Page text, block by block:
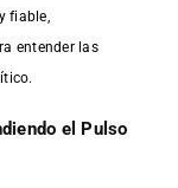
fiable,
entender las
el Pulso